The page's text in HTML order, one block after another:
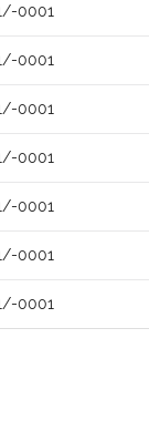
0001
0001
0001
0001
0001
0001
0001